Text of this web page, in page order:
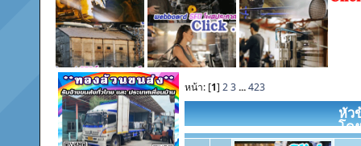
หน้า: [1] 23...423
หัว
โด